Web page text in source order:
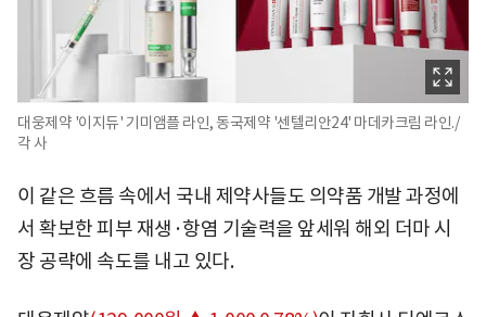
대웅제약 '이지듀' 기미앰플 라인, 동국제약 '센텔리안24' 마데카크림 라인./
각 사
이 같은 흐름 속에서 국내 제약사들도 의약품 개발 과정에
서 확보한 피부 재생·항염 기술력을 앞세워 해외 더마 시
장 공략에 속도를 내고 있다.